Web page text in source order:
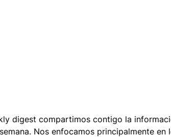
digest compartimos contigo la
Nos enfocamos principalmente en